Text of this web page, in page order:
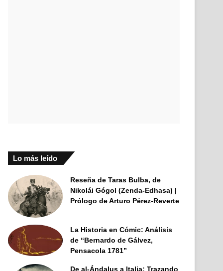
Lo más leído
Reseña de Taras Bulba, de
Nikolái Gógol (Zenda-Edhasa) |
Prólogo de Arturo Pérez-Reverte
La Historia en Cómic: Análisis
de “Bernardo de Gálvez,
Pensacola 1781”
De al-Ándalus a Italia: Trazando